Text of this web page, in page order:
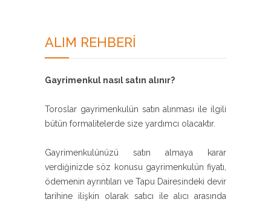
ALIM REHBERİ
Gayrimenkul nasıl satın alınır?
Toroslar gayrimenkulün satın alınması ile ilgili
bütün formalitelerde size yardımcı olacaktır.
Gayrimenkulünüzü satın almaya karar
verdiğinizde söz konusu gayrimenkulün fiyatı,
ödemenin ayrıntıları ve Tapu Dairesindeki devir
tarihine ilişkin olarak satıcı ile alıcı arasında